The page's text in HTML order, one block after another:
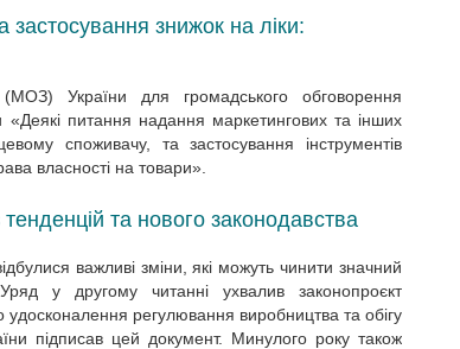
знижок на ліки:
України для громадського обговорення
«Деякі питання надання маркетингових та інших
споживачу, та застосування інструментів
власності на товари».
та нового законодавства
важливі зміни, які можуть чинити значний
у другому читанні ухвалив законопроєкт
регулювання виробництва та обігу
підписав цей документ. Минулого року також